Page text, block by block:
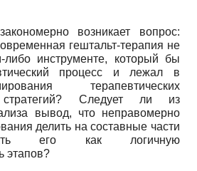
возникает вопрос:
гештальт-терапия не
либо инструменте, который бы
процесс и лежал в
терапевтических
Следует ли из
вывод, что неправомерно
делить на составные части
его как логичную
этапов?